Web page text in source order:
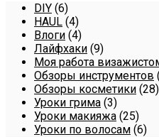
DIY (6)
HAUL (4)
Влоги (4)
Лайфхаки (9)
Моя работа
Обзоры инструментов
Обзоры косметики (28)
Уроки грима (3)
Уроки макияжа (25)
Уроки по волосам (6)